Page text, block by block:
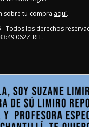
sobre tu compra aquí.
- Todos los derechos
REF.